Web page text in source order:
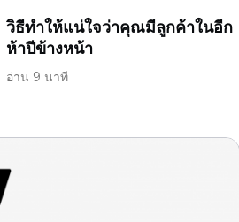
วิธีทำให้แน่ใจว่าคุณมีลูกค้าในอีก
ห้าปีข้างหน้า
อ่าน 9 นาที